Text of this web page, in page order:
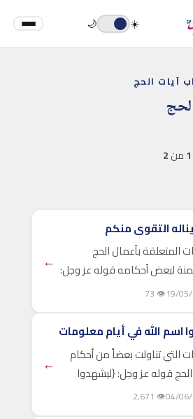
☀️
🌙
آيات الحج
1من2
التقوى منكم
المتعلقة بأعمال الحج
لبعض أحكامه قوله عز وجل:
الله لحومها ولا دماؤها ولكن
الله على ما هداكم وبشر
تتضمن هذه..
👁 73
←
اسم الله في أيام معلومات
التي تناولت بعضاً من أحكام
قوله عز وجل: {ليشهدوا
ويذكروا اسم الله في أيام
👁 2,671
←